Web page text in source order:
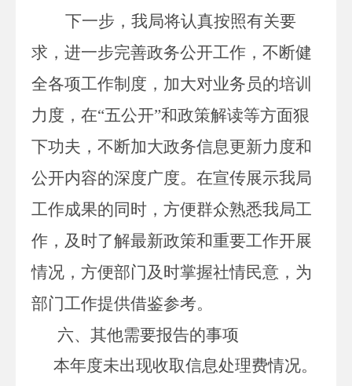
下一步，我局将认真按照有关要
求，进一步完善政务公开工作，不断健
全各项工作制度，加大对业务员的培训
力度，在“五公开”和政策解读等方面狠
下功夫，不断加大政务信息更新力度和
公开内容的深度广度。在宣传展示我局
工作成果的同时，方便群众熟悉我局工
作，及时了解最新政策和重要工作开展
情况，方便部门及时掌握社情民意，为
部门工作提供借鉴参考。
六、其他需要报告的事项
本年度未出现收取信息处理费情况。